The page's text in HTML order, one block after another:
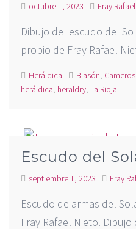
octubre 1, 2023 Fray
Dibujo del escudo del
propio de Fray Rafael
Heráldica Blasón, Cameros
heráldica, heraldry, La Rioja
Escudo del
septiembre 1, 2023 Fray
Escudo de armas del
Fray Rafael Nieto.